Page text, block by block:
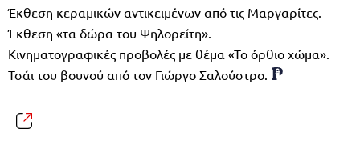
Έκθεση κεραμικών αντικειμένων από τις Μαργαρίτες.
Έκθεση «τα δώρα του Ψηλορείτη».
Κινηματογραφικές προβολές με θέμα «Το όρθιο χώμα».
Τσάι του βουνού από τον Γιώργο Σαλούστρο.